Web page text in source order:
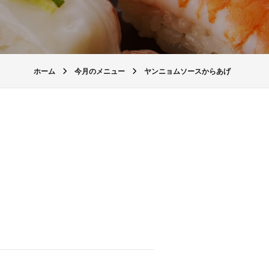
ホーム 今月のメニュー ヤンニョムソースからあげ